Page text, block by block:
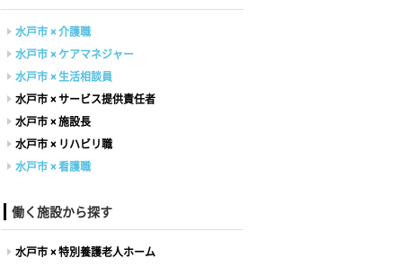
水戸市 × 介護職
水戸市 × ケアマネジャー
水戸市 × 生活相談員
水戸市 × サービス提供責任者
水戸市 × 施設長
水戸市 × リハビリ職
水戸市 × 看護職
働く施設から探す
水戸市 × 特別養護老人ホーム